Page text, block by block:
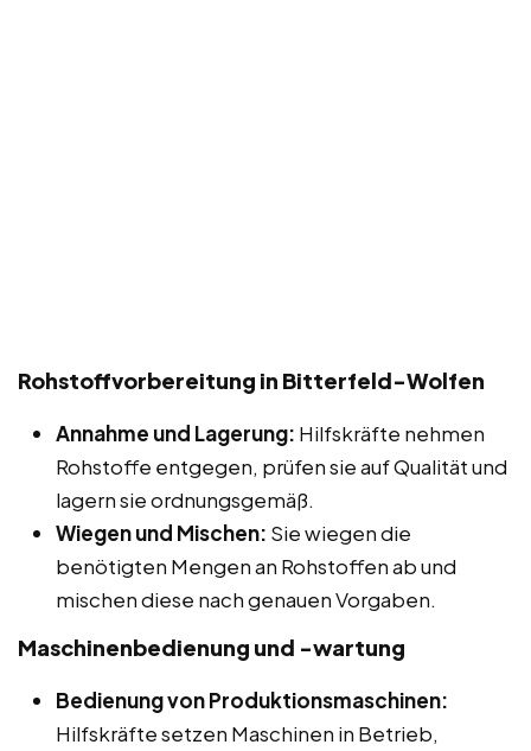
Rohstoffvorbereitung in Bitterfeld-Wolfen
Annahme und Lagerung: Hilfskräfte nehmen
Rohstoffe entgegen, prüfen sie auf Qualität und
lagern sie ordnungsgemäß.
Wiegen und Mischen: Sie wiegen die
benötigten Mengen an Rohstoffen ab und
mischen diese nach genauen Vorgaben.
Maschinenbedienung und -wartung
Bedienung von Produktionsmaschinen:
Hilfskräfte setzen Maschinen in Betrieb,